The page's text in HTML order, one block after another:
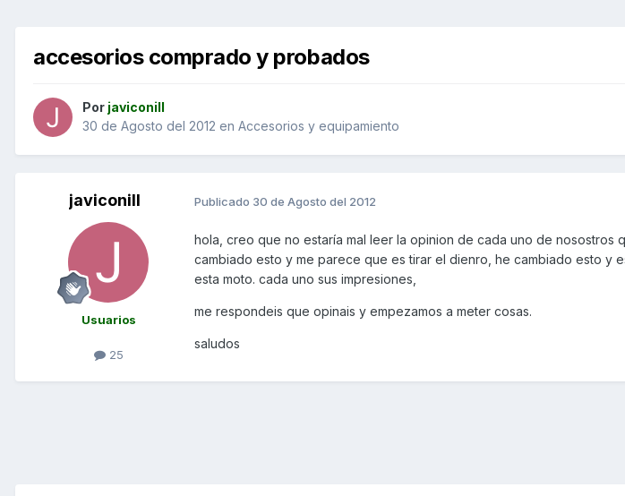
accesorios comprado y probados
Por javiconill
30 de Agosto del 2012 en Accesorios y equipamiento
javiconill
Usuarios
25
Publicado 30 de Agosto del 2012
hola, creo que no estaría mal leer la opinion de cada uno de nosostros
cambiado esto y me parece que es tirar el dienro, he cambiado esto y
esta moto. cada uno sus impresiones,
me respondeis que opinais y empezamos a meter cosas.
saludos